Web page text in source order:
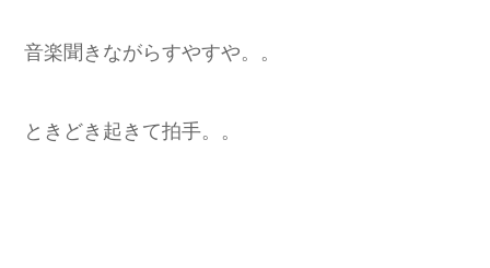
音楽聞きながらすやすや。。
ときどき起きて拍手。。